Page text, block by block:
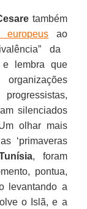
também
europeus
ao
da
e lembra que
silenciados
olhar mais
‘primaveras
, foram
pontua,
levantando a
o Islã, e a